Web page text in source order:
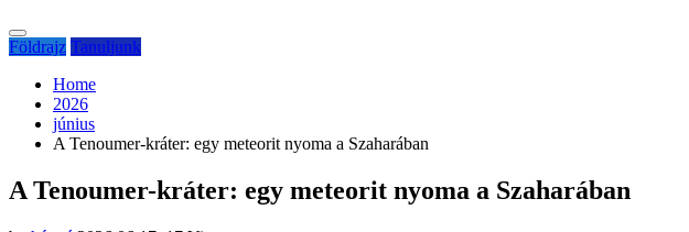
Földrajz Tanuljunk
Home
2026
június
A Tenoumer-kráter: egy meteorit nyoma a Szaharában
A Tenoumer-kráter: egy meteorit nyoma a Szaharában